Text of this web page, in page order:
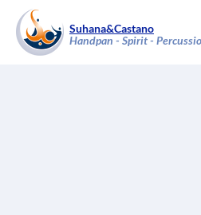
Handpan - Spirit -
Suhana&Castano